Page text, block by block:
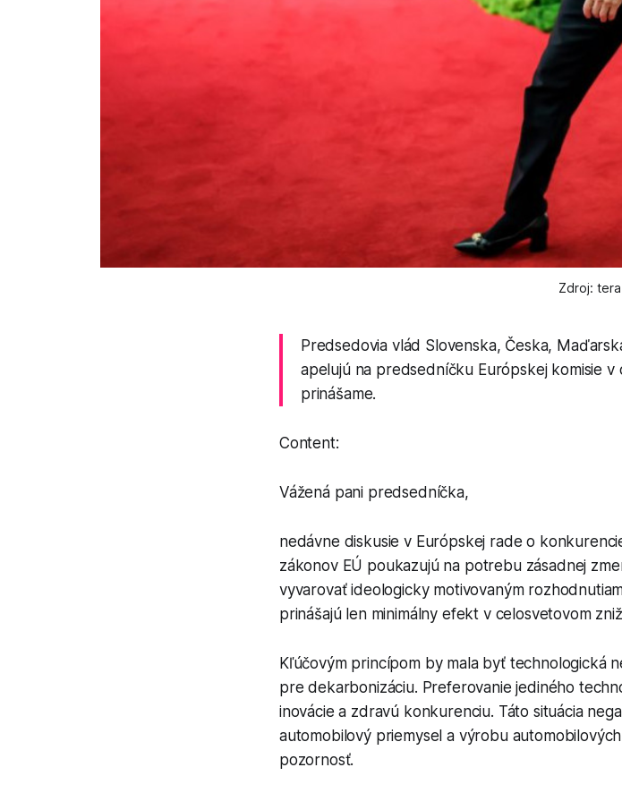
Zdroj:
Predsedovia vlád Slovenska, Česka,
apelujú na predsedníčku Európskej komisie
prinášame.
Content:
Vážená pani predsedníčka,
nedávne diskusie v Európskej rade o
zákonov EÚ poukazujú na potrebu zásadnej
vyvarovať ideologicky motivovaným
prinášajú len minimálny efekt v celosvetovom
Kľúčovým princípom by mala byť technologická
pre dekarbonizáciu. Preferovanie jediného
inovácie a zdravú konkurenciu. Táto situácia
automobilový priemysel a výrobu
pozornosť.